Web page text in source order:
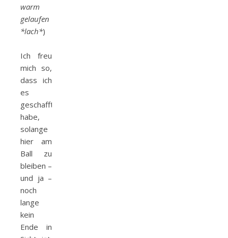
warm
gelaufen
*lach*)
Ich freu
mich so,
dass ich
es
geschafft
habe,
solange
hier am
Ball zu
bleiben –
und ja –
noch
lange
kein
Ende in